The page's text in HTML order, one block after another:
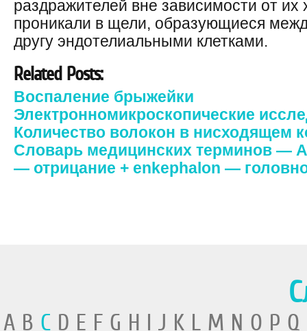
раздражителей вне зависимости от
проникали в щели, образующиеся
другу эндотелиальными клетками.
Related Posts:
Воспаление брыжейки
Электронномикроскопические
Количество волокон в нисходящем
Словарь медицинских терминов —
— отрицание + enkephalon —
A B CD E F G H I J K L M N O P